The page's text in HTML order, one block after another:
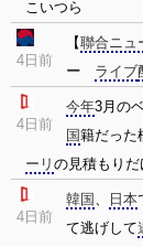
こいつら
4日前
【聯合ニュ
ー
ライブ
4日前
今年3月の
国籍だっ
ーリ の見積もりだ
4日前
韓国 、 日本
て逃げして